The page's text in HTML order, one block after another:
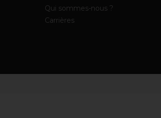
Qui sommes-nous ?
Carrières